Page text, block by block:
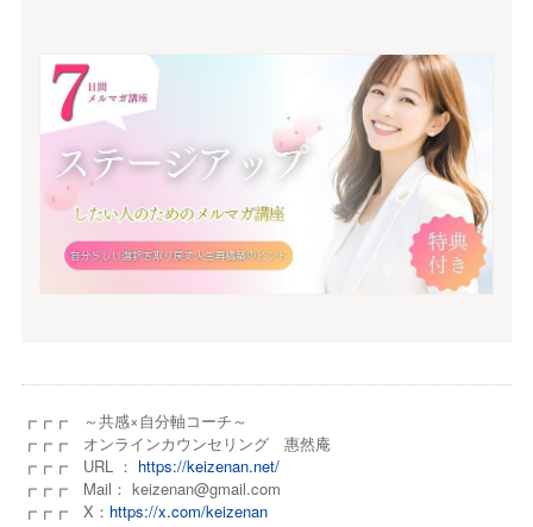
┏┏┏ ～共感×自分軸コーチ～
┏┏┏ オンラインカウンセリング 惠然庵
┏┏┏ URL ： https://keizenan.net/
┏┏┏ Mail： keizenan@gmail.com
┏┏┏ X： https://x.com/keizenan